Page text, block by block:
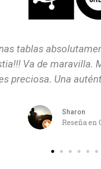
Monkey. Un
(Traducido del
Reseña en